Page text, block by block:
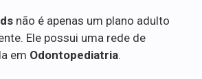
não é apenas um plano adulto
Ele possui uma rede de
em Odontopediatria.